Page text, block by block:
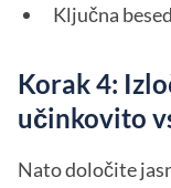
Ključna
Korak 4:
učinkovito
Nato določite